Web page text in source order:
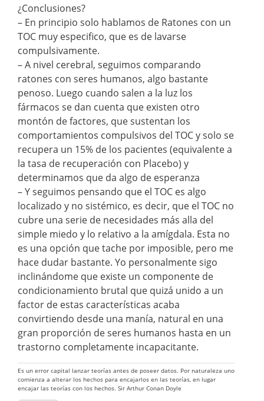
¿Conclusiones?
– En principio solo hablamos de Ratones con un
TOC muy especifico, que es de lavarse
compulsivamente.
– A nivel cerebral, seguimos comparando
ratones con seres humanos, algo bastante
penoso. Luego cuando salen a la luz los
fármacos se dan cuenta que existen otro
montón de factores, que sustentan los
comportamientos compulsivos del TOC y solo se
recupera un 15% de los pacientes (equivalente a
la tasa de recuperación con Placebo) y
determinamos que da algo de esperanza
– Y seguimos pensando que el TOC es algo
localizado y no sistémico, es decir, que el TOC no
cubre una serie de necesidades más alla del
simple miedo y lo relativo a la amígdala. Esta no
es una opción que tache por imposible, pero me
hace dudar bastante. Yo personalmente sigo
inclinándome que existe un componente de
condicionamiento brutal que quizá unido a un
factor de estas características acaba
convirtiendo desde una manía, natural en una
gran proporción de seres humanos hasta en un
trastorno completamente incapacitante.
Es un error capital lanzar teorías antes de poseer datos. Por naturaleza uno
comienza a alterar los hechos para encajarlos en las teorías, en lugar
encajar las teorías con los hechos. Sir Arthur Conan Doyle